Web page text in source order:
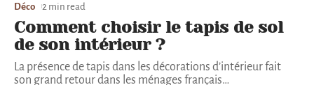
Déco 2 min read
Comment choisir le tapis de sol
de son intérieur ?
La présence de tapis dans les décorations d’intérieur fait
son grand retour dans les ménages français…